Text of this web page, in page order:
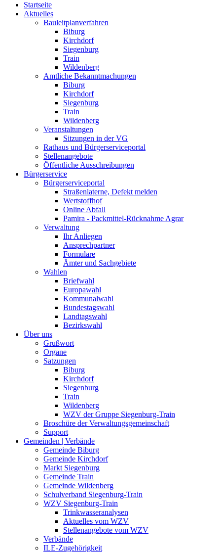
Startseite
Aktuelles
Bauleitplanverfahren
Biburg
Kirchdorf
Siegenburg
Train
Wildenberg
Amtliche Bekanntmachungen
Biburg
Kirchdorf
Siegenburg
Train
Wildenberg
Veranstaltungen
Sitzungen in der VG
Rathaus und Bürgerserviceportal
Stellenangebote
Öffentliche Ausschreibungen
Bürgerservice
Bürgerserviceportal
Straßenlaterne, Defekt melden
Wertstoffhof
Online Abfall
Pamira - Packmittel-Rücknahme Agrar
Verwaltung
Ihr Anliegen
Ansprechpartner
Formulare
Ämter und Sachgebiete
Wahlen
Briefwahl
Europawahl
Kommunalwahl
Bundestagswahl
Landtagswahl
Bezirkswahl
Über uns
Grußwort
Organe
Satzungen
Biburg
Kirchdorf
Siegenburg
Train
Wildenberg
WZV der Gruppe Siegenburg-Train
Broschüre der Verwaltungsgemeinschaft
Support
Gemeinden | Verbände
Gemeinde Biburg
Gemeinde Kirchdorf
Markt Siegenburg
Gemeinde Train
Gemeinde Wildenberg
Schulverband Siegenburg-Train
WZV Siegenburg-Train
Trinkwasseranalysen
Aktuelles vom WZV
Stellenangebote vom WZV
Verbände
ILE-Zugehörigkeit